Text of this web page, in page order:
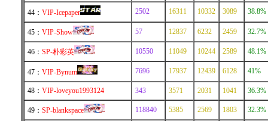
44： VIP-Icepaper 2502 16311 10332 3089 38.8%
45： VIP-Show 57 12837 6232 2459 32.7%
46： SP-朴彩英 10550 11049 10244 2589 48.1%
47： VIP-Bynum 7696 17937 12439 6128 41%
48： VIP-loveyou1993124 343 3571 2031 1041 36.3%
49： SP-blankspace 118840 5385 2569 1803 32.3%